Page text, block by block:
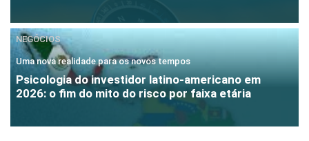
NEGÓCIOS
Uma nova realidade para os novos tempos
Psicologia do investidor latino-americano em
2026: o fim do mito do risco por faixa etária